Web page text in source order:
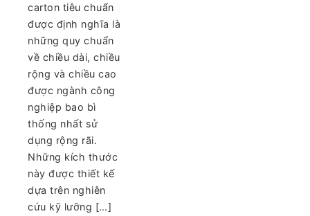
carton tiêu chuẩn
được định nghĩa là
những quy chuẩn
về chiều dài, chiều
rộng và chiều cao
được ngành công
nghiệp bao bì
thống nhất sử
dụng rộng rãi.
Những kích thước
này được thiết kế
dựa trên nghiên
cứu kỹ lưỡng […]